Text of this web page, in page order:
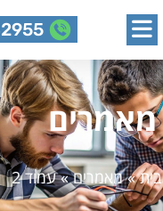
מאמרים
»מאמרים»עמוד 2